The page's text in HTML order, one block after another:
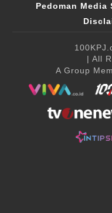
Pedoman Media
| All
A Group